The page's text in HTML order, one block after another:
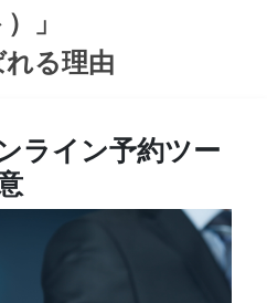
）」
る理由
ライン予約ツー